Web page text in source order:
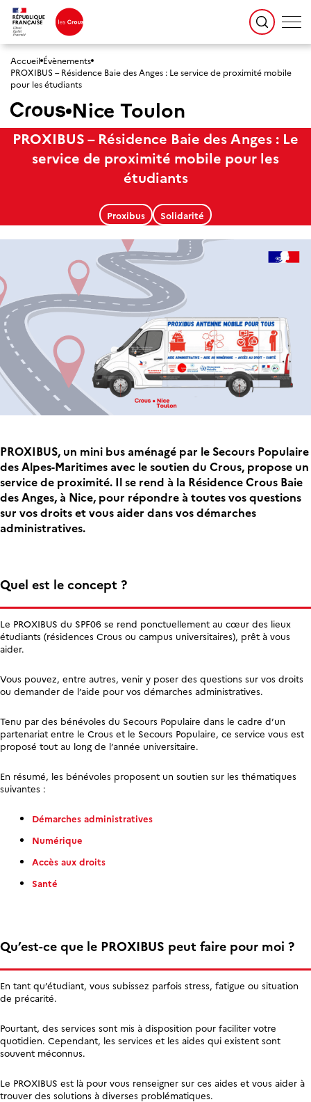
Accueil Évènements
PROXIBUS – Résidence Baie des Anges : Le service de proximité mobile
pour les étudiants
Nice Toulon
PROXIBUS – Résidence Baie des Anges : Le
service de proximité mobile pour les
étudiants
Proxibus Solidarité
PROXIBUS, un mini bus aménagé par le Secours Populaire
des Alpes-Maritimes avec le soutien du Crous, propose un
service de proximité. Il se rend à la Résidence Crous Baie
des Anges, à Nice, pour répondre à toutes vos questions
sur vos droits et vous aider dans vos démarches
administratives.
Quel est le concept ?
Le PROXIBUS du SPF06 se rend ponctuellement au cœur des lieux
étudiants (résidences Crous ou campus universitaires), prêt à vous
aider.
Vous pouvez, entre autres, venir y poser des questions sur vos droits
ou demander de l’aide pour vos démarches administratives.
Tenu par des bénévoles du Secours Populaire dans le cadre d’un
partenariat entre le Crous et le Secours Populaire, ce service vous est
proposé tout au long de l’année universitaire.
En résumé, les bénévoles proposent un soutien sur les thématiques
suivantes :
Démarches administratives
Numérique
Accès aux droits
Santé
Qu’est-ce que le PROXIBUS peut faire pour moi ?
En tant qu’étudiant, vous subissez parfois stress, fatigue ou situation
de précarité.
Pourtant, des services sont mis à disposition pour faciliter votre
quotidien. Cependant, les services et les aides qui existent sont
souvent méconnus.
Le PROXIBUS est là pour vous renseigner sur ces aides et vous aider à
trouver des solutions à diverses problématiques.